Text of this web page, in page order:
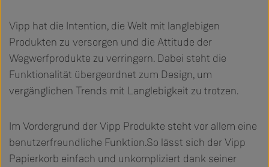
Vipp hat die Intention, die Welt mit langlebigen
Produkten zu versorgen und die Attitude der
Wegwerfprodukte zu verringern. Dabei steht die
Funktionalität übergeordnet zum Design, um
vergänglichen Trends mit Langlebigkeit zu trotzen.
Im Vordergrund der Vipp Produkte steht vor allem eine
benutzerfreundliche Funktion.So lässt sich der Vipp
Papierkorb einfach und unkompliziert dank seiner